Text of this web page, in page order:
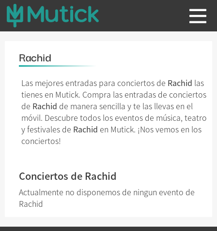
Rachid
Las mejores entradas para conciertos de Rachid las
tienes en Mutick. Compra las entradas de conciertos
de Rachid de manera sencilla y te las llevas en el
móvil. Descubre todos los eventos de música, teatro
y festivales de Rachid en Mutick. ¡Nos vemos en los
conciertos!
Conciertos de Rachid
Actualmente no disponemos de ningun evento de
Rachid